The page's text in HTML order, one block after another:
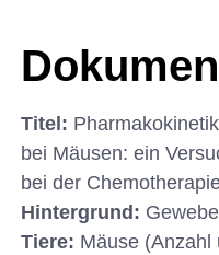
Titel:
bei Mäusen: ein
bei der
Hintergrund:
Tiere: Mäuse (Anzahl